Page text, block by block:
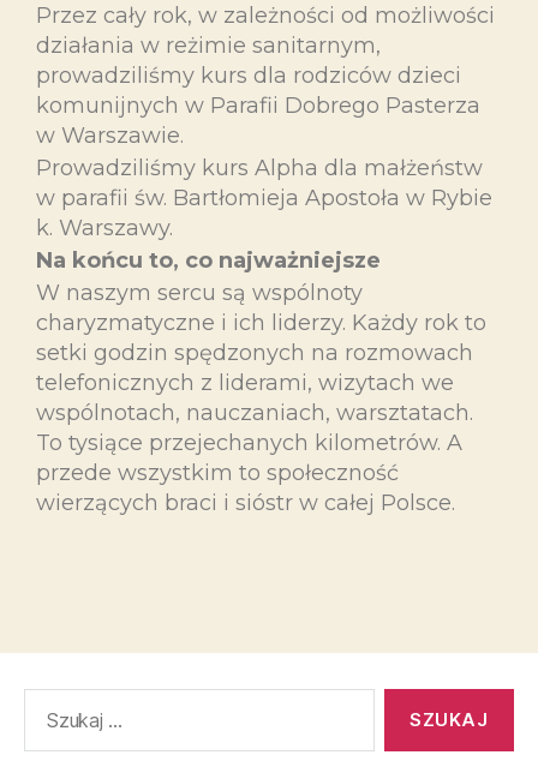
Przez cały rok, w zależności od możliwości
działania w reżimie sanitarnym,
prowadziliśmy kurs dla rodziców dzieci
komunijnych w Parafii Dobrego Pasterza
w Warszawie.
Prowadziliśmy kurs Alpha dla małżeństw
w parafii św. Bartłomieja Apostoła w Rybie
k. Warszawy.
Na końcu to, co najważniejsze
W naszym sercu są wspólnoty
charyzmatyczne i ich liderzy. Każdy rok to
setki godzin spędzonych na rozmowach
telefonicznych z liderami, wizytach we
wspólnotach, nauczaniach, warsztatach.
To tysiące przejechanych kilometrów. A
przede wszystkim to społeczność
wierzących braci i sióstr w całej Polsce.